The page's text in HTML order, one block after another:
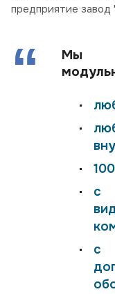
предприятие завод
Мы
с
с